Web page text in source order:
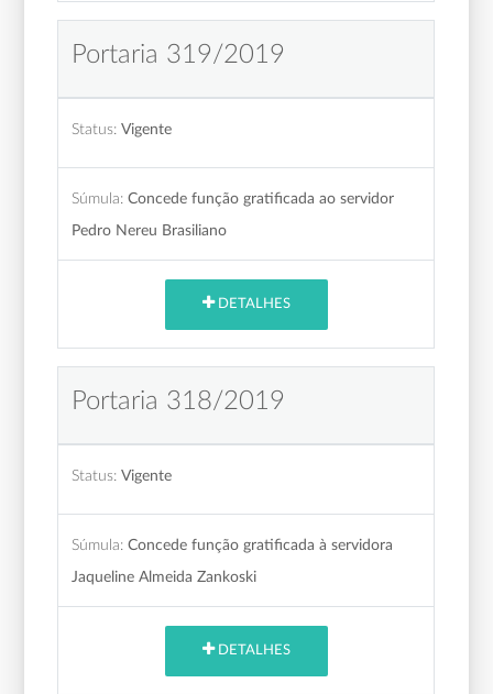
Portaria 319/2019
Status: Vigente
Súmula: Concede função gratificada ao servidor
Pedro Nereu Brasiliano
DETALHES
Portaria 318/2019
Status: Vigente
Súmula: Concede função gratificada à servidora
Jaqueline Almeida Zankoski
DETALHES